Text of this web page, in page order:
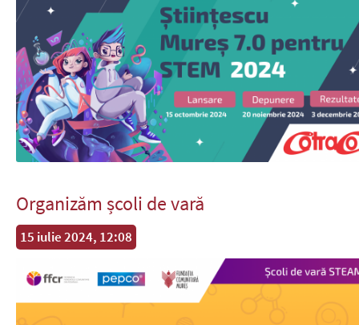
Organizăm școli de vară
15 iulie 2024, 12:08